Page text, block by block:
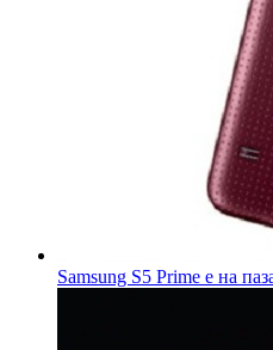
Samsung S5 Prime е на